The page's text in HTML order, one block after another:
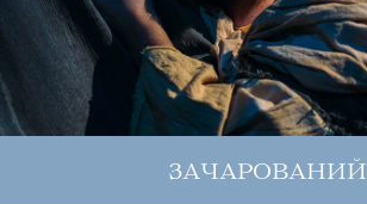
ЗАЧАРОВАНИЙ